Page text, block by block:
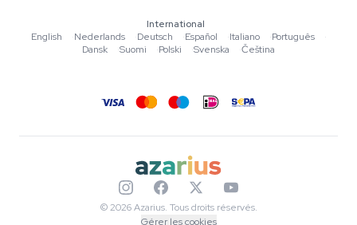
Normes éditoriales
Outils & Calculateurs
International
English
·Nederlands ·Deutsch ·Español ·Italiano ·Português
·
Dansk
·Suomi ·Polski ·Svenska ·Čeština
© 2026 Azarius. Tous droits réservés.
Gérer les cookies